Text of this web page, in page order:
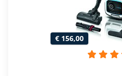
€ 156,00